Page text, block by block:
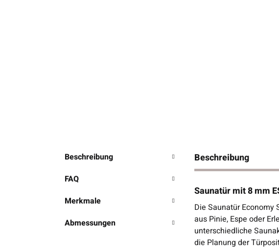
Beschreibung
FAQ
Merkmale
Abmessungen
Beschreibung
Saunatür mit 8 mm
Die Saunatür Economy
aus Pinie, Espe oder
unterschiedliche
die Planung der